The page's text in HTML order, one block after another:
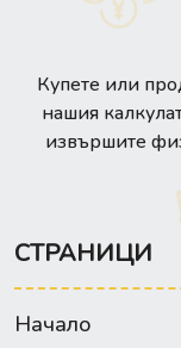
Купете или
нашия
извършите
СТРАНИЦИ
Начало